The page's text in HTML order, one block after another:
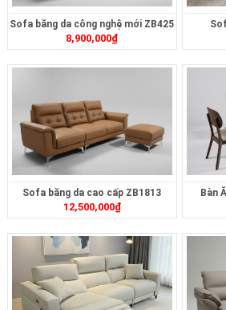
Sofa băng da công nghệ mới ZB425
8,900,000₫
Sofa băng da cao cấp ZB1813
12,500,000₫
Bàn